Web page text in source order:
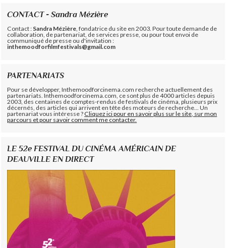
CONTACT - Sandra Mézière
Contact : Sandra Mézière , fondatrice du site en 2003. Pour toute demande de
collaboration, de partenariat, de services presse, ou pour tout envoi de
communiqué de presse ou d'invitation :
inthemoodforfilmfestivals@gmail.com
PARTENARIATS
Pour se développer, Inthemoodforcinema.com recherche actuellement des
partenariats. Inthemoodforcinema.com, ce sont plus de 4000 articles depuis
2003, des centaines de comptes-rendus de festivals de cinéma, plusieurs prix
décernés, des articles qui arrivent en tête des moteurs de recherche... Un
partenariat vous intéresse ?Cliquez ici pour en savoir plus sur le site, sur mon
parcours et pour savoir comment me contacter.
LE 52e FESTIVAL DU CINÉMA AMÉRICAIN DE
DEAUVILLE EN DIRECT